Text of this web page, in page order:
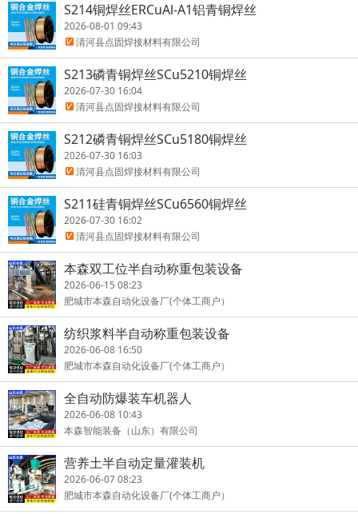
S214铜焊丝ERCuAl-A1铝青铜焊丝
2026-08-01 09:43
清河县点固焊接材料有限公司
S213磷青铜焊丝SCu5210铜焊丝
2026-07-30 16:04
清河县点固焊接材料有限公司
S212磷青铜焊丝SCu5180铜焊丝
2026-07-30 16:03
清河县点固焊接材料有限公司
S211硅青铜焊丝SCu6560铜焊丝
2026-07-30 16:02
清河县点固焊接材料有限公司
本森双工位半自动称重包装设备
2026-06-15 08:23
肥城市本森自动化设备厂(个体工商户）
纺织浆料半自动称重包装设备
2026-06-08 16:50
肥城市本森自动化设备厂(个体工商户）
全自动防爆装车机器人
2026-06-08 10:43
本森智能装备（山东）有限公司
营养土半自动定量灌装机
2026-06-07 08:23
肥城市本森自动化设备厂(个体工商户）